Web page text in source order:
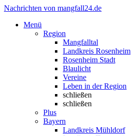
Nachrichten von mangfall24.de
Menü
Region
Mangfalltal
Landkreis Rosenheim
Rosenheim Stadt
Blaulicht
Vereine
Leben in der Region
schließen
schließen
Plus
Bayern
Landkreis Mühldorf